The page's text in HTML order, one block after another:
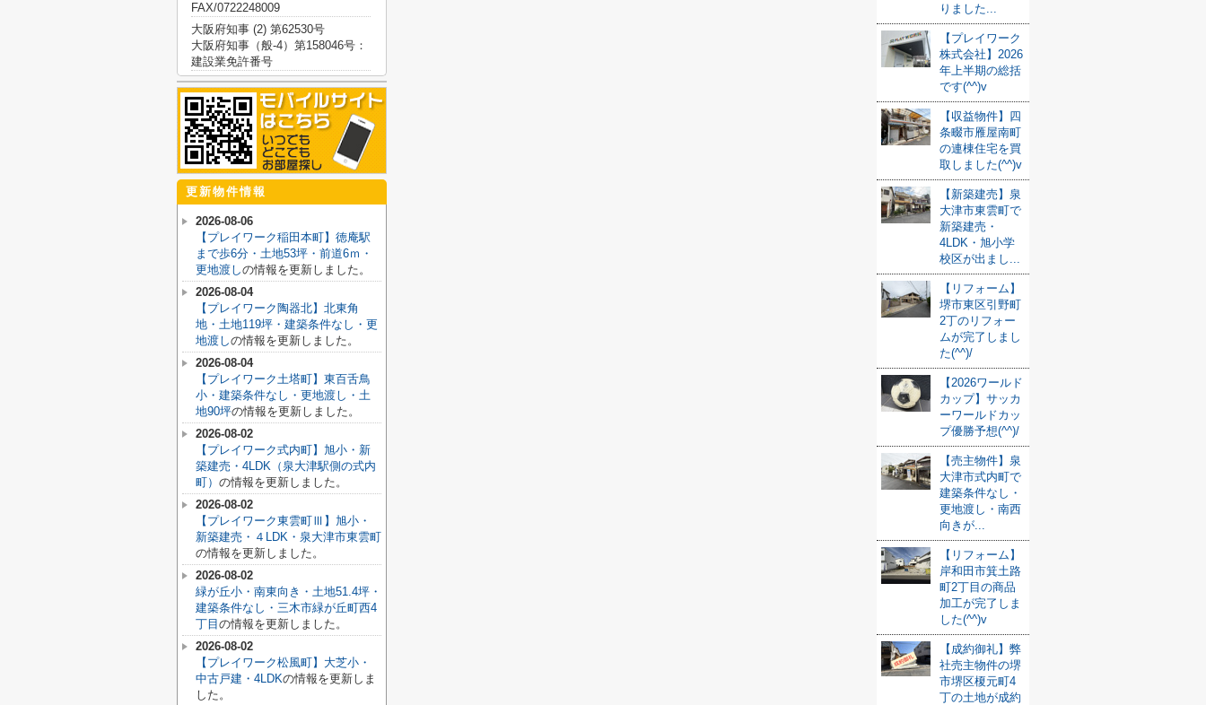
りました...
【プレイワーク
株式会社】2026
年上半期の総括
です(^^)v
【収益物件】四
条畷市雁屋南町
の連棟住宅を買
取しました(^^)v
【新築建売】泉
大津市東雲町で
新築建売・
4LDK・旭小学
校区が出まし...
【リフォーム】
堺市東区引野町
2丁のリフォー
ムが完了しまし
た(^^)/
【2026ワールド
カップ】サッカ
ーワールドカッ
プ優勝予想(^^)/
【売主物件】泉
大津市式内町で
建築条件なし・
更地渡し・南西
向きが...
【リフォーム】
岸和田市箕土路
町2丁目の商品
加工が完了しま
した(^^)v
【成約御礼】弊
社売主物件の堺
市堺区榎元町4
丁の土地が成約
FAX/0722248009
大阪府知事 (2) 第62530号
大阪府知事（般-4）第158046号：
建設業免許番号
更新物件情報
2026-08-06
【プレイワーク稲田本町】徳庵駅
まで歩6分・土地53坪・前道6ｍ・
更地渡しの情報を更新しました。
2026-08-04
【プレイワーク陶器北】北東角
地・土地119坪・建築条件なし・更
地渡しの情報を更新しました。
2026-08-04
【プレイワーク土塔町】東百舌鳥
小・建築条件なし・更地渡し・土
地90坪の情報を更新しました。
2026-08-02
【プレイワーク式内町】旭小・新
築建売・4LDK（泉大津駅側の式内
町） の情報を更新しました。
2026-08-02
【プレイワーク東雲町Ⅲ】旭小・
新築建売・４LDK・泉大津市東雲町
の情報を更新しました。
2026-08-02
緑が丘小・南東向き・土地51.4坪・
建築条件なし・三木市緑が丘町西4
丁目 の情報を更新しました。
2026-08-02
【プレイワーク松風町】大芝小・
中古戸建・4LDKの情報を更新しま
した。